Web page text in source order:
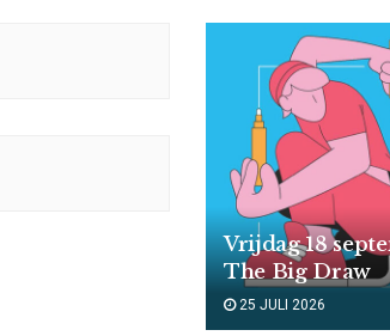
Vrijdag 18
The Big Draw
25 JULI 2026